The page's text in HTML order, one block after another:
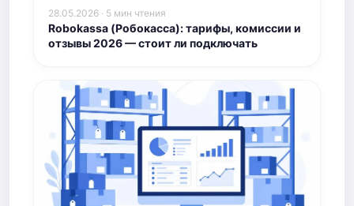
28.05.2026 · 5 мин чтения
Robokassa (Робокасса): тарифы, комиссии и
отзывы 2026 — стоит ли подключать